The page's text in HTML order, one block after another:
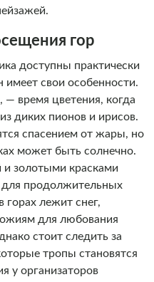
гор
доступны практически
свои особенности.
— время цветения, когда
диких пионов и ирисов.
спасением от жары, но
может быть солнечно.
и золотыми красками
для продолжительных
горах лежит снег,
для любования
стоит следить за
тропы становятся
у организаторов